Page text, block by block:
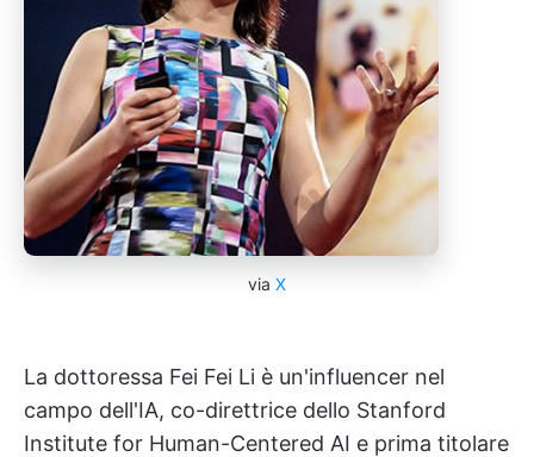
via X
La dottoressa Fei Fei Li è un'influencer nel
campo dell'IA, co-direttrice dello Stanford
Institute for Human-Centered AI e prima titolare